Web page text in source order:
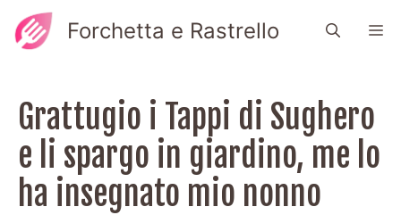
contenuto
Forchetta e Rastrello
Grattugio i Tappi di Sughero
e li spargo in giardino, me lo
ha insegnato mio nonno